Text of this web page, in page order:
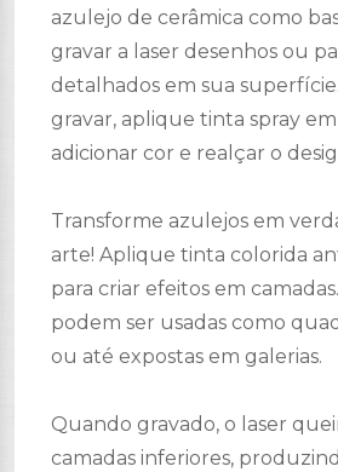
azulejo de cerâmica como
gravar a laser desenhos ou
detalhados em sua
gravar, aplique tinta spray
adicionar cor e realçar o
Transforme azulejos em
arte! Aplique tinta colorida
para criar efeitos em
podem ser usadas como
ou até expostas em galerias.
Quando gravado, o laser
camadas inferiores,